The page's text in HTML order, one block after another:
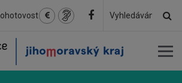
Hledaný